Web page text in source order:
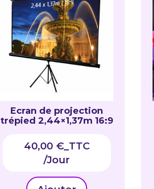
Ecran de projection
trépied 2,44×1,37m 16:9
40,00 €_TTC